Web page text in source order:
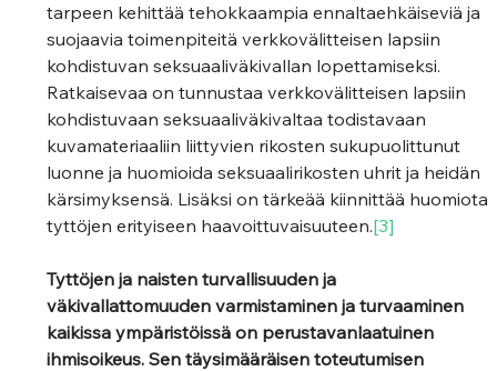
tarpeen kehittää tehokkaampia ennaltaehkäiseviä ja
suojaavia toimenpiteitä verkkovälitteisen lapsiin
kohdistuvan seksuaaliväkivallan lopettamiseksi.
Ratkaisevaa on tunnustaa verkkovälitteisen lapsiin
kohdistuvaan seksuaaliväkivaltaa todistavaan
kuvamateriaaliin liittyvien rikosten sukupuolittunut
luonne ja huomioida seksuaalirikosten uhrit ja heidän
kärsimyksensä. Lisäksi on tärkeää kiinnittää huomiota
tyttöjen erityiseen haavoittuvaisuuteen.[3]
Tyttöjen ja naisten turvallisuuden ja
väkivallattomuuden varmistaminen ja turvaaminen
kaikissa ympäristöissä on perustavanlaatuinen
ihmisoikeus. Sen täysimääräisen toteutumisen